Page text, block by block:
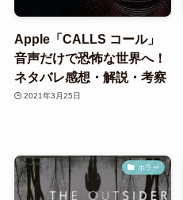
Apple「CALLS コール」
音声だけで恐怖な世界へ！
ネタバレ感想・解説・考察
2021年3月25日
ホラー